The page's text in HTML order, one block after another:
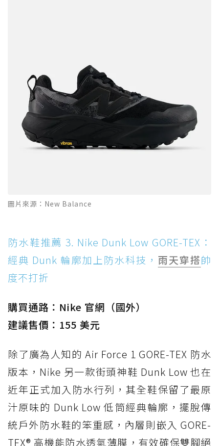
圖片來源：New Balance
防水鞋推薦 3. Nike Dunk Low GORE-TEX：
經典 Dunk 輪廓加上防水科技， 雨天穿搭帥
度不打折
購買通路：Nike 官網（國外）
建議售價：155 美元
除了廣為人知的 Air Force 1 GORE-TEX 防水
版本，Nike 另一款街頭神鞋 Dunk Low 也在
近年正式加入防水行列，其全鞋保留了最原
汁原味的 Dunk Low 低筒經典輪廓，擺脫傳
統戶外防水鞋的笨重感，內層則嵌入 GORE-
TEX® 高機能防水透氣薄膜，有效確保雙腳絕